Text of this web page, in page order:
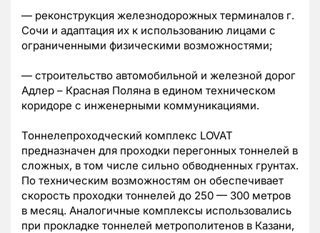
— реконструкция железнодорожных терминалов г.
Сочи и адаптация их к использованию лицами с
ограниченными физическими возможностями;
— строительство автомобильной и железной дорог
Адлер – Красная Поляна в едином техническом
коридоре с инженерными коммуникациями.
Тоннелепроходческий комплекс LOVAT
предназначен для проходки перегонных тоннелей в
сложных, в том числе сильно обводненных грунтах.
По техническим возможностям он обеспечивает
скорость проходки тоннелей до 250 — 300 метров
в месяц. Аналогичные комплексы использовались
при прокладке тоннелей метрополитенов в Казани,